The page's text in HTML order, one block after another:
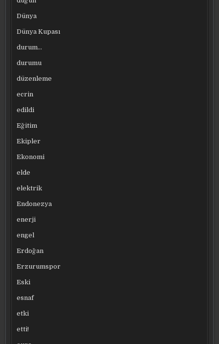
Dünya
Dünya Kupası
durum…
durumu
düzenleme
ecrin
edildi
Eğitim
Ekipler
Ekonomi
elde
elektrik
Endonezya
enerji
engel
Erdoğan
Erzurumspor
Eski
esnaf
etki
etti!